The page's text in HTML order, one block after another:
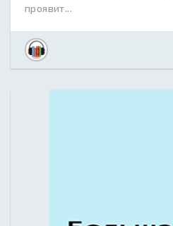
проявит...